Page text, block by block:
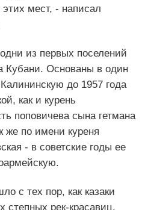
мест, - написал
из первых поселений
Кубани. Основаны в один
до 1957 года
как и курень
поповичева сына гетмана
же по имени куреня
- в советские годы ее
с тех пор, как казаки
степных рек-красавиц.